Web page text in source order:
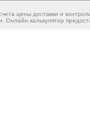
цены доставки и
Онлайн калькулятор